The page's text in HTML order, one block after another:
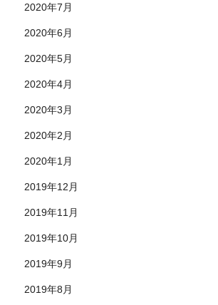
2020年7月
2020年6月
2020年5月
2020年4月
2020年3月
2020年2月
2020年1月
2019年12月
2019年11月
2019年10月
2019年9月
2019年8月